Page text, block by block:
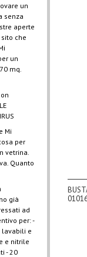
un
senza
aperte
che
un
mq.
on
Mi
per
vetrina.
Quanto
già
ad
per: -
lavabili e
e nitrile
- 20